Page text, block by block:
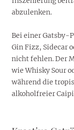
abzulenken.
Bei einer Gatsby-
Gin Fizz, Sidecar
nicht fehlen. Der
wie Whisky Sour
während die
alkoholfreier